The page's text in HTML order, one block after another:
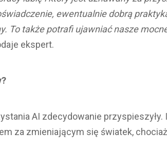
ewentualnie dobrą
To także potrafi ujawniać nasze
ekspert.
AI zdecydowanie
za zmieniającym się światek,